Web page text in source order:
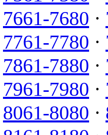
7661-7680 ·
7761-7780 ·
7861-7880 ·
7961-7980 ·
8061-8080 ·